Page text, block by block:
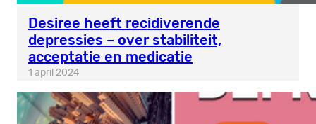
Desiree heeft recidiverende
depressies – over stabiliteit,
acceptatie en medicatie
1 april 2024